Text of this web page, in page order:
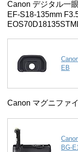
Canon デジタル一
EF-S18-135mm
EB
Canon マグニファ
BG-